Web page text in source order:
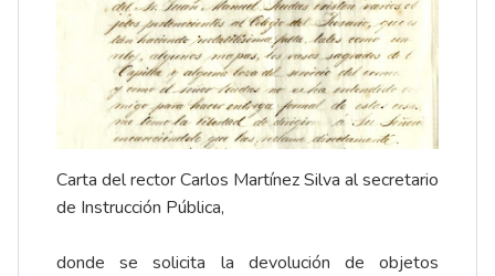
Carta del rector Carlos Martínez Silva al secretario
de Instrucción Pública,
donde se solicita la devolución de objetos